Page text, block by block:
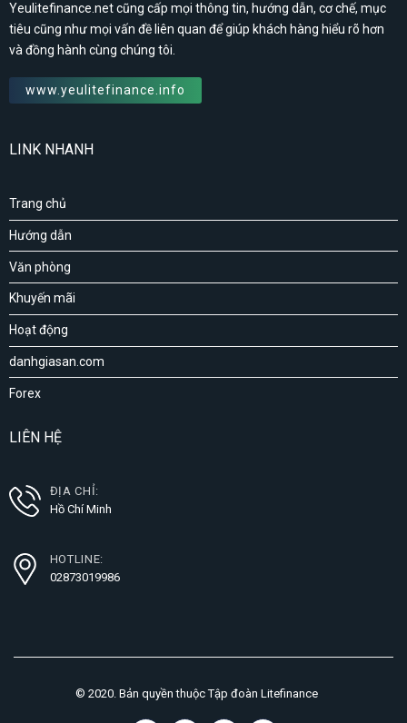
Yeulitefinance.net cũng cấp mọi thông tin, hướng dẫn, cơ chế, mục
tiêu cũng như mọi vấn đề liên quan để giúp khách hàng hiểu rõ hơn
và đồng hành cùng chúng tôi.
www.yeulitefinance.info
LINK NHANH
Trang chủ
Hướng dẫn
Văn phòng
Khuyến mãi
Hoạt động
danhgiasan.com
Forex
LIÊN HỆ
ĐỊA CHỈ:
Hồ Chí Minh
HOTLINE:
02873019986
© 2020. Bản quyền thuộc Tập đoàn Litefinance